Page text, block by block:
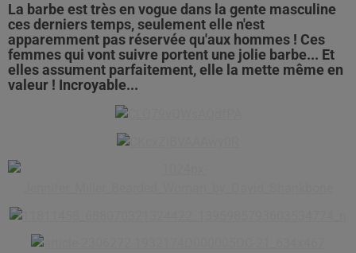
La barbe est très en vogue dans la gente masculine
ces derniers temps, seulement elle n'est
apparemment pas réservée qu'aux hommes ! Ces
femmes qui vont suivre portent une jolie barbe... Et
elles assument parfaitement, elle la mette même en
valeur ! Incroyable...